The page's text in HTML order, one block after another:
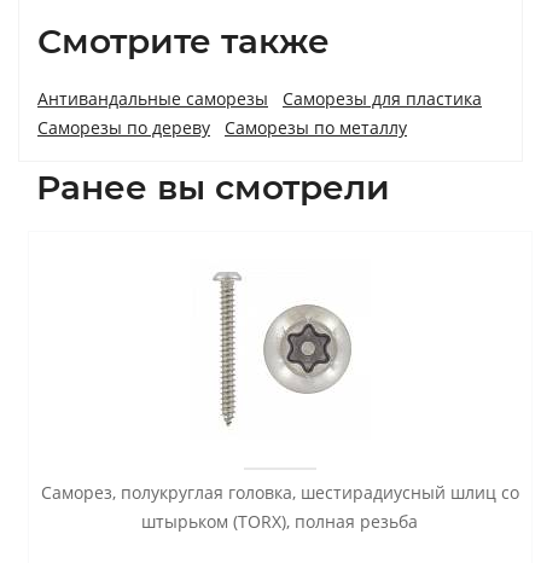
Смотрите также
Антивандальные саморезы
Саморезы для пластика
Саморезы по дереву
Саморезы по металлу
Ранее вы смотрели
Саморез, полукруглая головка, шестирадиусный шлиц со
штырьком (TORX), полная резьба